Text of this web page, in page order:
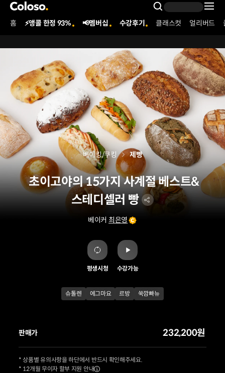
콜로소
Search
Coloso Menu
홈 ⚡앵콜 한정 93% 📢멤버십 수강후기 클래스컷 얼리버드
초이고야의 15가지 사계절 베스트&
스테디셀러 빵
베이커 최은영
베이킹/쿠킹 제빵
평생시청 수강가능
슈톨렌 에그마요 르방 쑥깜빠뉴
판매가 232,200원
* 상품별 유의사항을 하단에서 반드시 확인해주세요.
* 12개월 무이자 할부 지원 안내